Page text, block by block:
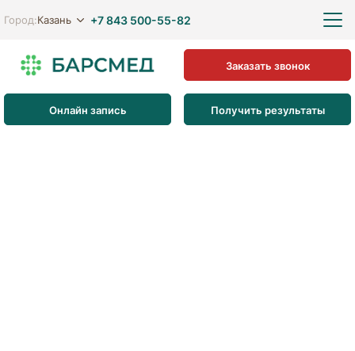
Город:Казань +7 843 500-55-82
Онлайн запись Получить результаты
Заказать звонок